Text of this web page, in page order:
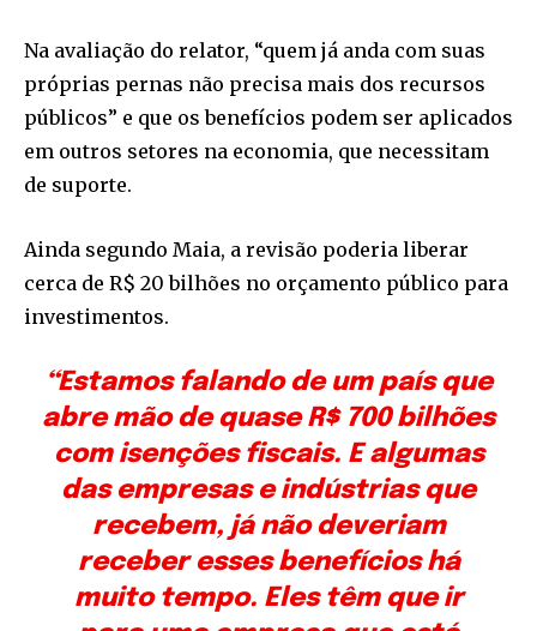
Na avaliação do relator, “quem já anda com suas
próprias pernas não precisa mais dos recursos
públicos” e que os benefícios podem ser aplicados
em outros setores na economia, que necessitam
de suporte.
Ainda segundo Maia, a revisão poderia liberar
cerca de R$ 20 bilhões no orçamento público para
investimentos.
“Estamos falando de um país que
abre mão de quase R$ 700 bilhões
com isenções fiscais. E algumas
das empresas e indústrias que
recebem, já não deveriam
receber esses benefícios há
muito tempo. Eles têm que ir